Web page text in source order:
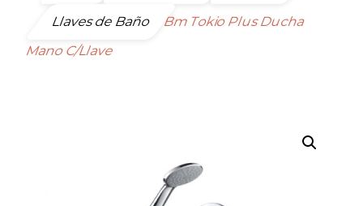
Llaves de Baño
Bm Tokio Plus Ducha
Mano C/Llave